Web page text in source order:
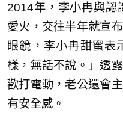
2014年，李小冉與認
愛火，交往半年就宣
眼鏡，李小冉甜蜜表
樣，無話不說。」透
歡打電動，老公還會
有安全感。